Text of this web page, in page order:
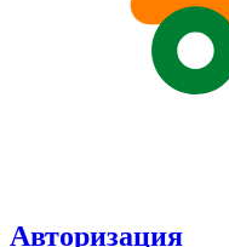
Авторизация